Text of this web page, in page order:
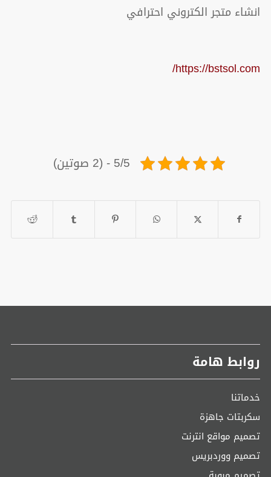
انشاء متجر الكتروني احترافي
https://bstsol.com/
5/5 - (2 صوتين)
روابط هامة
خدماتنا
سكربتات جاهزة
تصميم مواقع انترنت
تصميم ووردبريس